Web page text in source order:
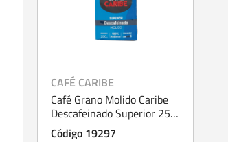
CAFÉ CARIBE
Café Grano Molido Caribe
Descafeinado Superior 250
g
Código 19297